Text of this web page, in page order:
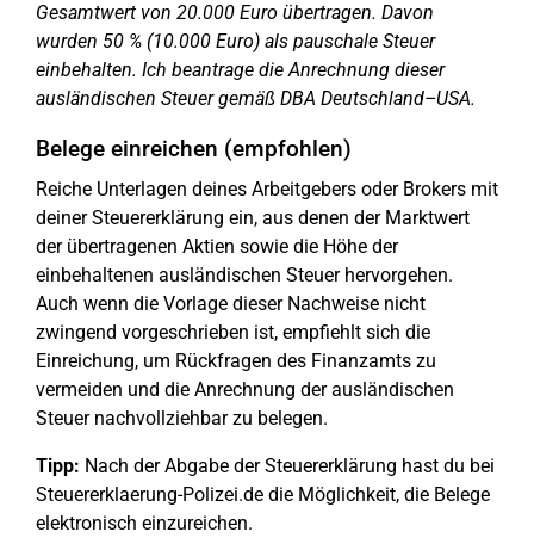
Gesamtwert von 20.000 Euro übertragen. Davon
wurden 50 % (10.000 Euro) als pauschale Steuer
einbehalten. Ich beantrage die Anrechnung dieser
ausländischen Steuer gemäß DBA Deutschland–USA.
Belege einreichen (empfohlen)
Reiche Unterlagen deines Arbeitgebers oder Brokers mit
deiner Steuererklärung ein, aus denen der Marktwert
der übertragenen Aktien sowie die Höhe der
einbehaltenen ausländischen Steuer hervorgehen.
Auch wenn die Vorlage dieser Nachweise nicht
zwingend vorgeschrieben ist, empfiehlt sich die
Einreichung, um Rückfragen des Finanzamts zu
vermeiden und die Anrechnung der ausländischen
Steuer nachvollziehbar zu belegen.
Tipp: Nach der Abgabe der Steuererklärung hast du bei
Steuererklaerung-Polizei.de die Möglichkeit, die Belege
elektronisch einzureichen.